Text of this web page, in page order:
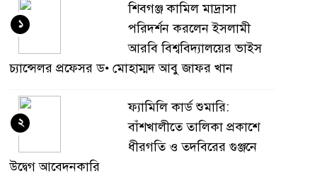
শিবগঞ্জ কামিল মাদ্রাসা
পরিদর্শন করলেন ইসলামী
আরবি বিশ্ববিদ্যালয়ের ভাইস
চ্যান্সেলর প্রফেসর ড• মোহাম্মদ আবু জাফর খান
১
ফ্যামিলি কার্ড শুমারি:
বাঁশখালীতে তালিকা প্রকাশে
ধীরগতি ও তদবিরের গুঞ্জনে
উদ্বেগ আবেদনকারি
২